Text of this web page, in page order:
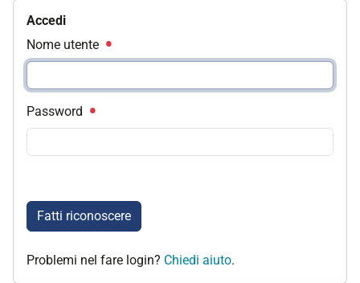
Accedi
Nome utente
Password
Fatti riconoscere
Problemi nel fare login? Chiedi aiuto.